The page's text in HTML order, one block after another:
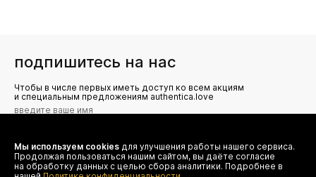
подпишитесь на нас
Чтобы в числе первых иметь доступ ко всем акциям
и специальным предложениям authentica.love
Я даю согласие на сбор, обработку и хранение моих
персональных данных (имя, email, телефон) для получения
рекламных и информационных рассылок от ООО 'БТ
Юнайтед', а также ознакомлен(а) с
Мы используем cookies для улучшения работы нашего сервиса.
Продолжая пользоваться нашим сайтом, вы даёте согласие
на обработку данных с целью сбора аналитики. Подробнее в